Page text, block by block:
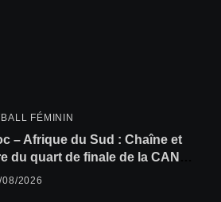
FÉMININ
– Afrique du Sud : Chaîne et
du quart de finale de la CAN
2026
08/2026